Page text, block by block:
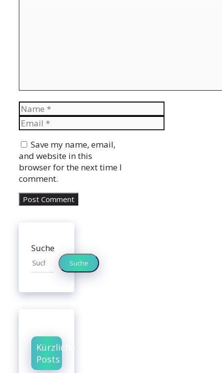
Name
Email
Save my name, email,
and website in this
browser for the next time I
comment.
Suche
Suche
Kürzliche
Posts